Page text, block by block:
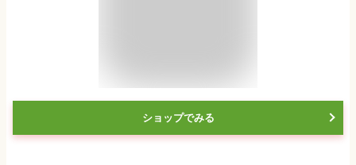
ショップでみる